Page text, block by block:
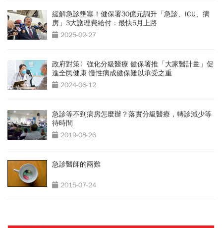
緩解急診壅塞！健保署30億元調升「急診、ICU、病
房」3大護理費給付：最快5月上路
2025-02-27
政府對策〉強化分級醫療 健保署推「大家醫計畫」促
進全民健康 慢性病成健保難以承受之重
2024-06-12
急診等不到病房怎麼辦？落實分級醫療，轉診減少等
待時間
2019-08-26
急診醫師的兩難
2015-07-24